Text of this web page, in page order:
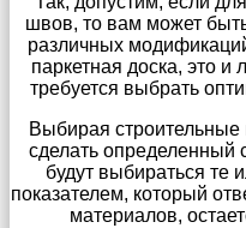
швов, то вам может
различных
паркетная доска, это и
требуется выбрать
Выбирая
сделать определенный
будут выбираться
показателем, который
материалов,